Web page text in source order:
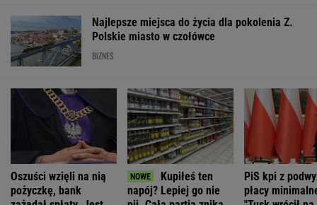
Najlepsze miejsca do życia dla pokolenia Z.
Polskie miasto w czołówce
BIZNES
Oszuści wzięli na nią
pożyczkę, bank
Kupiłeś ten
napój? Lepiej go nie
PiS kpi z
płacy